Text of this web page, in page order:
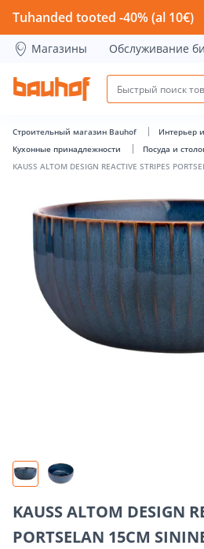
KAUSS ALTOM DESIGN REACTIVE
Tuhanded tooted -40% (al 10€)
Магазины Обслуживание
Строительный магазин Bauhof
Интерьер
Кухонные принадлежности
Посуда и
KAUSS ALTOM DESIGN REACTIVE STRIPES
KAUSS ALTOM DESIGN
PORTSELAN 15CM